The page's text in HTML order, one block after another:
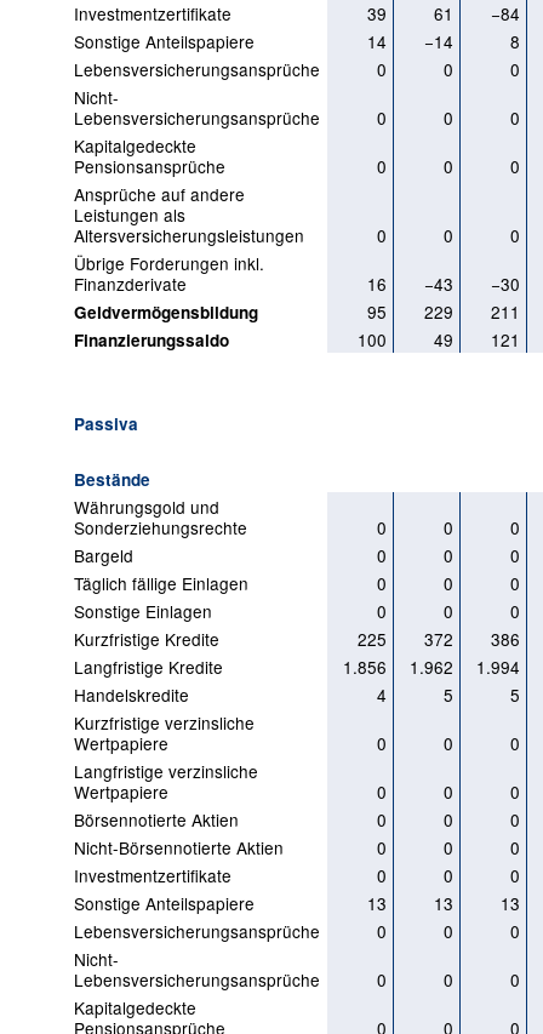
Investmentzertifikate
39 61
−84
Sonstige Anteilspapiere
14 −14
8
Lebensversicherungsansprüche
0 0
0
Nicht-
Lebensversicherungsansprüche
0 0
0
Kapitalgedeckte
Pensionsansprüche
0 0
0
Ansprüche auf andere
Leistungen als
Altersversicherungsleistungen
0 0
0
Übrige Forderungen inkl.
Finanzderivate
16 −43 −30
Geldvermögensbildung 95 229 211
Finanzierungssaldo 100 49 121
Passiva
Bestände
Währungsgold und
Sonderziehungsrechte
0 0
0
Bargeld
0 0
0
Täglich fällige Einlagen
0 0
0
Sonstige Einlagen
0 0
0
Kurzfristige Kredite
225 372
386
Langfristige Kredite
1.856 1.962
1.994
Handelskredite
4 5
5
Kurzfristige verzinsliche
Wertpapiere
0 0
0
Langfristige verzinsliche
Wertpapiere
0 0
0
Börsennotierte Aktien
0 0
0
Nicht-Börsennotierte Aktien
0 0
0
Investmentzertifikate
0 0
0
Sonstige Anteilspapiere
13 13
13
Lebensversicherungsansprüche
0 0
0
Nicht-
Lebensversicherungsansprüche
0 0
0
Kapitalgedeckte
Pensionsansprüche
0 0
0